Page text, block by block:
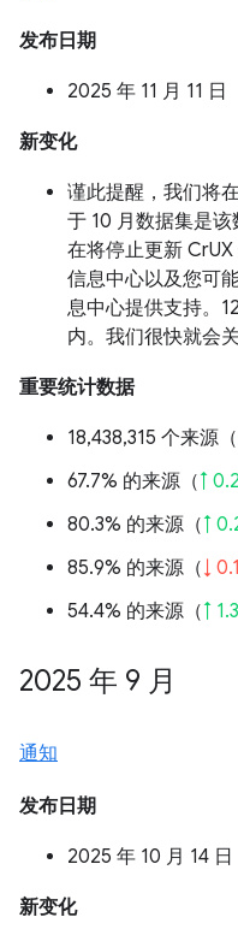
发布日期
2025 年 11 月 11 日
新变化
谨此提醒，我们将
于 10 月数据集是
在将停止更新
信息中心以及您可
息中心提供支持。
内。我们很快就会
重要统计数据
18,438,315 个来源（
67.7% 的来源（↑
80.3% 的来源（↑
85.9% 的来源（↓
54.4% 的来源（↑
2025 年 9 月
通知
发布日期
2025 年 10 月 14 日
新变化